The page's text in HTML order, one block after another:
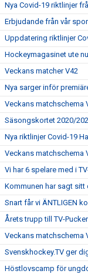
Nya Covid-19 riktlinjer
Erbjudande från vår
Uppdatering riktlinjer
Hockeymagasinet ute
Veckans matcher V42
Nya sarger inför
Veckans matchschema
Säsongskortet 2020/
Nya riktlinjer Covid-19
Veckans matchschema
Vi har 6 spelare med i
Kommunen har sagt sitt
Snart får vi ÄNTLIGEN
Årets trupp till TV-
Veckans matchschema
Svenskhockey.TV ger
Höstlovscamp för